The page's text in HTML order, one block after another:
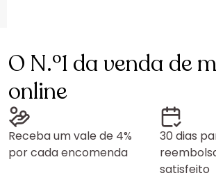
O N.º1 da venda de
online
Receba um vale de 4%
por cada encomenda
30 dias
satisfeito